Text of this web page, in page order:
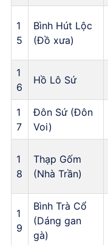
1
5
Bình Hút Lộc
(Đồ xưa)
1
6
Hồ Lô Sứ
1
7
Đôn Sứ (Đôn
Voi)
1
8
Thạp Gốm
(Nhà Trần)
1
9
Bình Trà Cổ
(Dáng gan
gà)